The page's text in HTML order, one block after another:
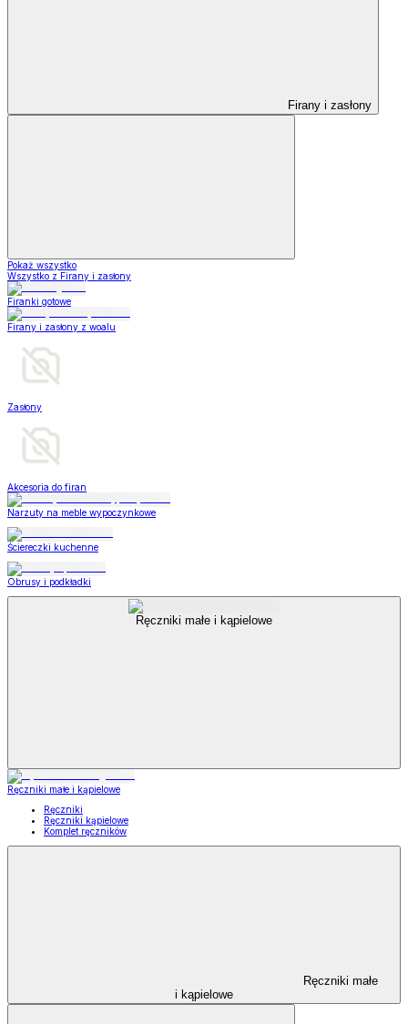
Firany i zasłony
Pokaż wszystko
Wszystko z Firany i zasłony
Firanki gotowe
Firany i zasłony z woalu
Zasłony
Akcesoria do firan
Narzuty na meble wypoczynkowe
Ściereczki kuchenne
Obrusy i podkładki
Ręczniki małe i kąpielowe
Ręczniki małe i kąpielowe
Ręczniki
Ręczniki kąpielowe
Komplet ręczników
Ręczniki małe
i kąpielowe